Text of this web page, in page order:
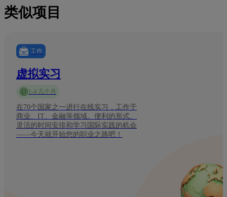
类似项目
工作
虚拟实习
1-4 几个月
在70个国家之一进行在线实习，工作于
商业、IT、金融等领域。便利的形式、
灵活的时间安排和学习国际实践的机会
——今天就开始您的职业之路吧！